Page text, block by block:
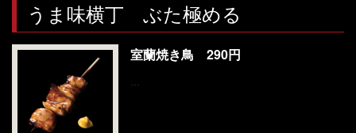
うま味横丁 ぶた極める
室蘭焼き鳥 290円